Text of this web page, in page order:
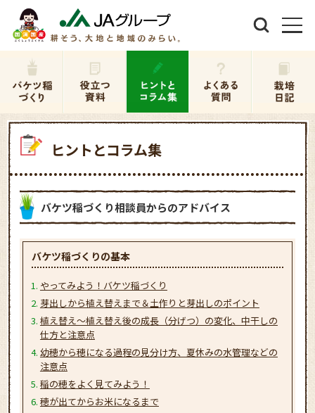
ヒントとコラム集
バケツ稲づくり相談員からのアドバイス
バケツ稲づくりの基本
やってみよう！バケツ稲づくり
芽出しから植え替えまで＆土作りと芽出しのポイント
植え替え～植え替え後の成長（分げつ）の変化、中干しの
仕方と注意点
幼穂から穂になる過程の見分け方、夏休みの水管理などの
注意点
稲の穂をよく見てみよう！
穂が出てからお米になるまで